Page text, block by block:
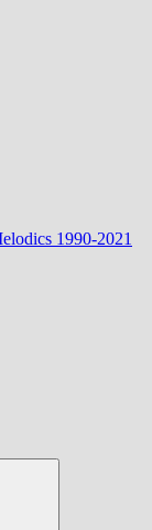
1990-2021